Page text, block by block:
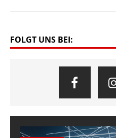
FOLGT UNS BEI: